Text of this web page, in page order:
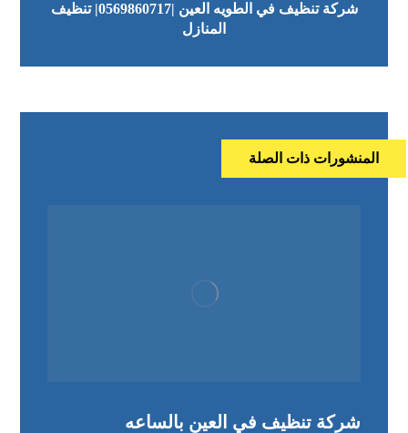
شركة تنظيف في الطويه العين |0569860717| تنظيف
المنازل
المنشورات ذات الصلة
شركة تنظيف في العين بالساعه